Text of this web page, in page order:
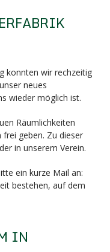
konnten wir rechzeitig
neues
wieder möglich ist.
Räumlichkeiten
geben. Zu dieser
in unserem Verein.
ein kurze Mail an:
bestehen, auf dem
IN